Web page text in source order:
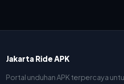
Jakarta Ride APK
Portal unduhan APK terpercaya